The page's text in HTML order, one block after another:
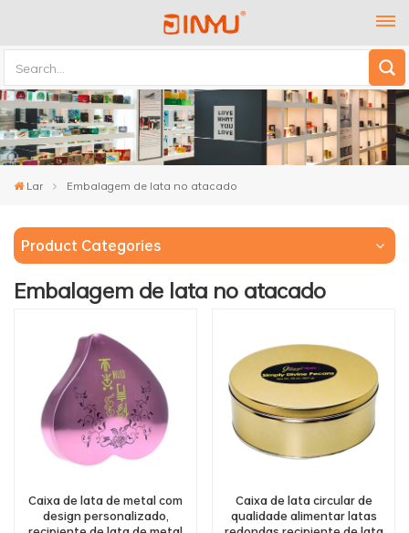
Lar Embalagem de lata no atacado
Product Categories
Embalagem de lata no atacado
Caixa de lata de metal com
design personalizado,
Caixa de lata circular de
qualidade alimentar latas